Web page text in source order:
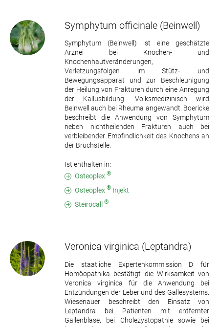
Symphytum officinale (Beinwell)
Symphytum (Beinwell) ist eine geschätzte
Arznei bei Knochen- und
Knochenhautveränderungen,
Verletzungsfolgen im Stütz- und
Bewegungsapparat und zur Beschleunigung
der Heilung von Frakturen durch eine Anregung
der Kallusbildung. Volksmedizinisch wird
Beinwell auch bei Rheuma angewandt. Boericke
beschreibt die Anwendung von Symphytum
neben nichtheilenden Frakturen auch bei
verbleibender Empfindlichkeit des Knochens an
der Bruchstelle.
Ist enthalten in:
Osteoplex ®
Osteoplex ® Injekt
Steirocall ®
Veronica virginica (Leptandra)
Die staatliche Expertenkommission D für
Homöopathika bestätigt die Wirksamkeit von
Veronica virginica für die Anwendung bei
Entzündungen der Leber und des Gallesystems.
Wiesenauer beschreibt den Einsatz von
Leptandra bei Patienten mit entfernter
Gallenblase, bei Cholezystopathie sowie bei